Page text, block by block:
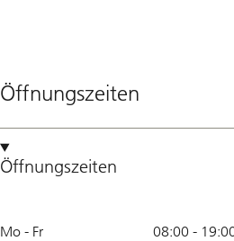
Öffnungszeiten
Öffnungszeiten
Mo - Fr 08:00 -